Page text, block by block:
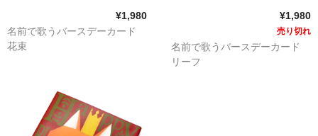
¥1,980
名前で歌うバースデーカード
花束
¥1,980
売り切れ
名前で歌うバースデーカード
リーフ